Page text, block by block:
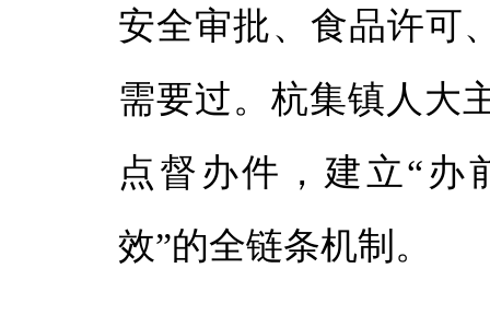
安全审批、食品许
需要过。杭集镇人大
点督办件，建立“办
效”的全链条机制。